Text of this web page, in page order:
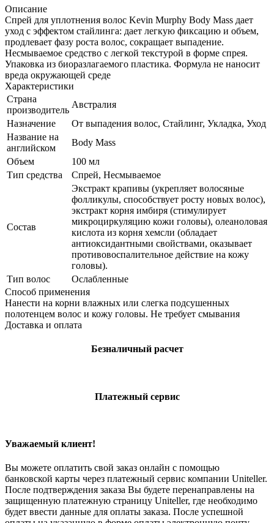
Описание
Спрей для уплотнения волос Kevin Murphy Body Mass дает
уход с эффектом стайлинга: дает легкую фиксацию и объем,
продлевает фазу роста волос, сокращает выпадение.
Несмываемое средство с легкой текстурой в форме спрея.
Упаковка из биоразлагаемого пластика. Формула не наносит
вреда окружающей среде
Характеристики
Страна
производитель
Австралия
Назначение
От выпадения волос, Стайлинг, Укладка, Уход
Название на
английском
Body Mass
Объем
100 мл
Тип средства
Спрей, Несмываемое
Состав
Экстракт крапивы (укрепляет волосяные
фолликулы, способствует росту новых волос),
экстракт корня имбиря (стимулирует
микроциркуляцию кожи головы), олеаноловая
кислота из корня хемсли (обладает
антиоксидантными свойствами, оказывает
противовоспалительное действие на кожу
головы).
Тип волос
Ослабленные
Способ применения
Нанести на корни влажных или слегка подсушенных
полотенцем волос и кожу головы. Не требует смывания
Доставка и оплата
Безналичный расчет
Платежный сервис
Уважаемый клиент!
Вы можете оплатить свой заказ онлайн с помощью
банковской карты через платежный сервис компании Uniteller.
После подтверждения заказа Вы будете перенаправлены на
защищенную платежную страницу Uniteller, где необходимо
будет ввести данные для оплаты заказа. После успешной